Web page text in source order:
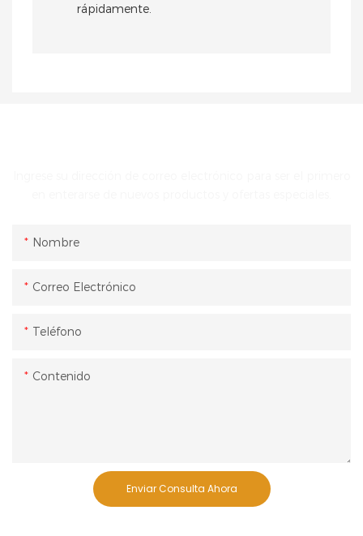
rápidamente.
Nombre
Correo Electrónico
Teléfono
Contenido
Enviar Consulta Ahora